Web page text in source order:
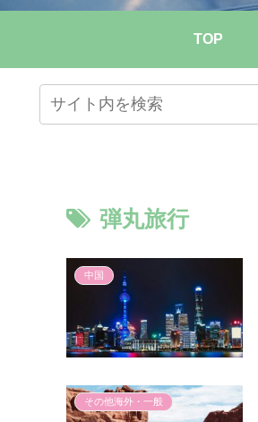
TOP
弾丸旅行
中国
その他海外・一般